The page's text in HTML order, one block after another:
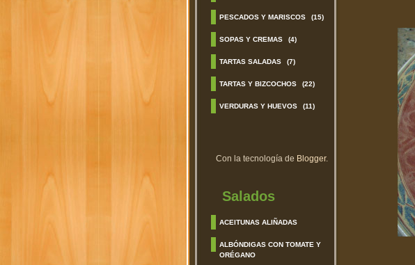
PESCADOS Y MARISCOS (15)
SOPAS Y CREMAS (4)
TARTAS SALADAS (7)
TARTAS Y BIZCOCHOS (22)
VERDURAS Y HUEVOS (11)
Con la tecnología de Blogger.
Salados
ACEITUNAS ALIÑADAS
ALBÓNDIGAS CON TOMATE Y
ORÉGANO